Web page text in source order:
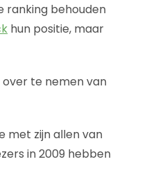
ranking behouden
hun positie, maar
te nemen van
met zijn allen van
in 2009 hebben